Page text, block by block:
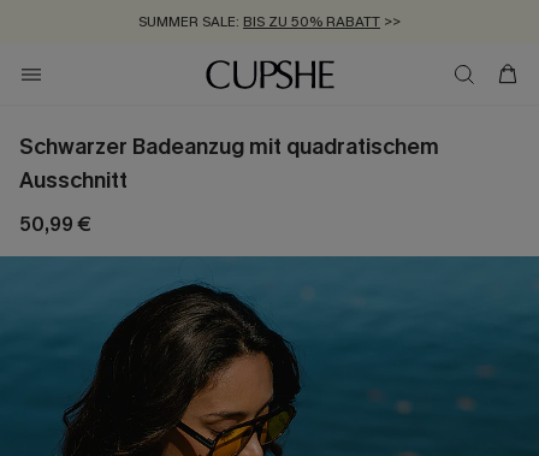
SUMMER SALE: BIS ZU 50% RABATT >>
ZUM NEWSLETTER:BIS ZU -20% EXTRA ERHALTEN
KOSTENLOSER VERSAND AB 89 €
Schwarzer Badeanzug mit quadratischem
Ausschnitt
50,99 €